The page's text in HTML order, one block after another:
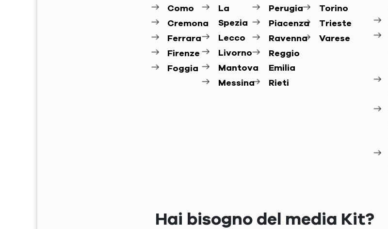
Como
Cremona
Ferrara
Firenze
Foggia
La
Spezia
Lecco
Livorno
Mantova
Messina
Perugia
Piacenza
Ravenna
Reggio
Emilia
Rieti
Torino
Trieste
Varese
Hai bisogno del media Kit?